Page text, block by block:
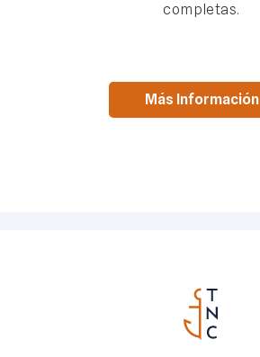
completas.
Más Información